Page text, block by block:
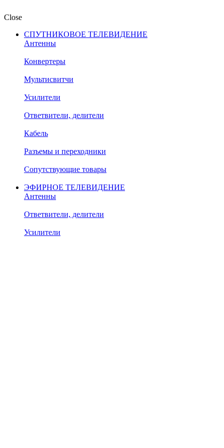
Close
СПУТНИКОВОЕ ТЕЛЕВИДЕНИЕ
Антенны
Конвертеры
Мультисвитчи
Усилители
Ответвители, делители
Кабель
Разъемы и переходники
Сопутствующие товары
ЭФИРНОЕ ТЕЛЕВИДЕНИЕ
Антенны
Ответвители, делители
Усилители